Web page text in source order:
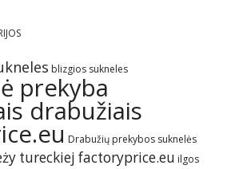
blizgios sukneles
prekyba
drabužiais
Drabužių prekybos suknelės
tureckiej factoryprice.eu ilgos